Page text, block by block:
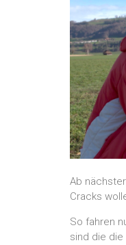
Ab
Cracks
So fahren
sind die